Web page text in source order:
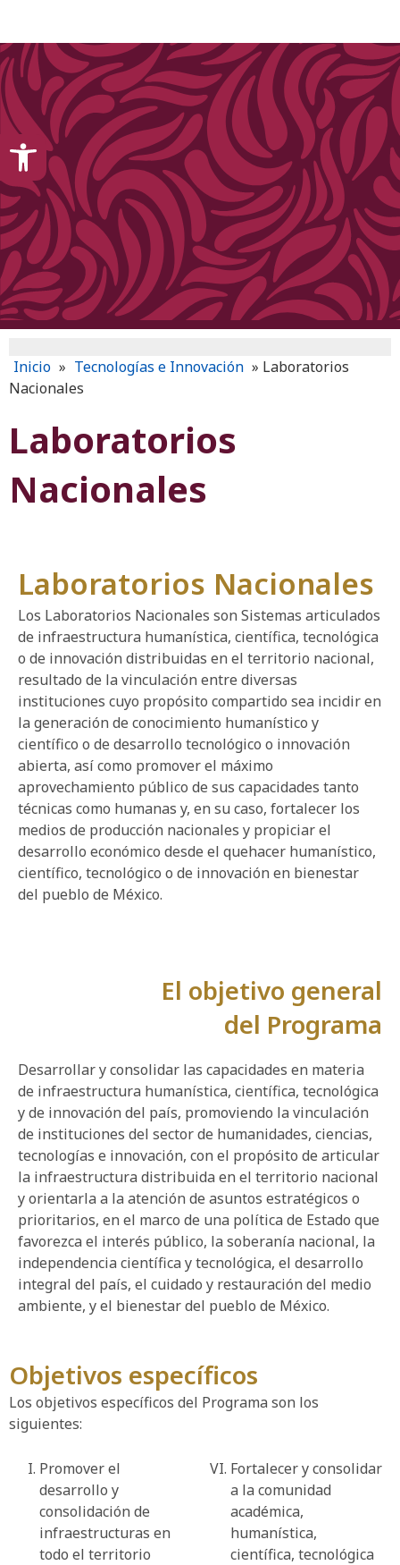
Inicio » Tecnologías e Innovación » Laboratorios
Nacionales
Laboratorios
Nacionales
Laboratorios Nacionales
Los Laboratorios Nacionales son Sistemas articulados
de infraestructura humanística, científica, tecnológica
o de innovación distribuidas en el territorio nacional,
resultado de la vinculación entre diversas
instituciones cuyo propósito compartido sea incidir en
la generación de conocimiento humanístico y
científico o de desarrollo tecnológico o innovación
abierta, así como promover el máximo
aprovechamiento público de sus capacidades tanto
técnicas como humanas y, en su caso, fortalecer los
medios de producción nacionales y propiciar el
desarrollo económico desde el quehacer humanístico,
científico, tecnológico o de innovación en bienestar
del pueblo de México.
El objetivo general
del Programa
Desarrollar y consolidar las capacidades en materia
de infraestructura humanística, científica, tecnológica
y de innovación del país, promoviendo la vinculación
de instituciones del sector de humanidades, ciencias,
tecnologías e innovación, con el propósito de articular
la infraestructura distribuida en el territorio nacional
y orientarla a la atención de asuntos estratégicos o
prioritarios, en el marco de una política de Estado que
favorezca el interés público, la soberanía nacional, la
independencia científica y tecnológica, el desarrollo
integral del país, el cuidado y restauración del medio
ambiente, y el bienestar del pueblo de México.
Objetivos específicos
Los objetivos específicos del Programa son los
siguientes:
Promover el
desarrollo y
consolidación de
infraestructuras en
todo el territorio
Fortalecer y consolidar
a la comunidad
académica,
humanística,
científica, tecnológica
Open toolbar